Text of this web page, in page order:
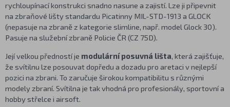
rychloupínací konstrukci snadno nasune a zajistí. Lze ji připevnit
na zbraňové lišty standardu Picatinny MIL-STD-1913 a GLOCK
(nepasuje na zbraně z kategorie slimline, např. model Glock 30).
Pasuje na služební zbraně Policie ČR (CZ 75D).
Její velkou předností je modulární posuvná lišta, která zajišťuje,
že svítilnu lze posouvat dopředu a dozadu pro aretaci v nejlepší
pozici na zbrani. To zaručuje širokou kompatibilitu s různými
modely zbraní. Svítilna je tak vhodná pro profesionály, sportovní a
hobby střelce i airsoft.